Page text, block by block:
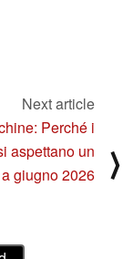
Next article
Perché i
aspettano un
giugno 2026
⟩